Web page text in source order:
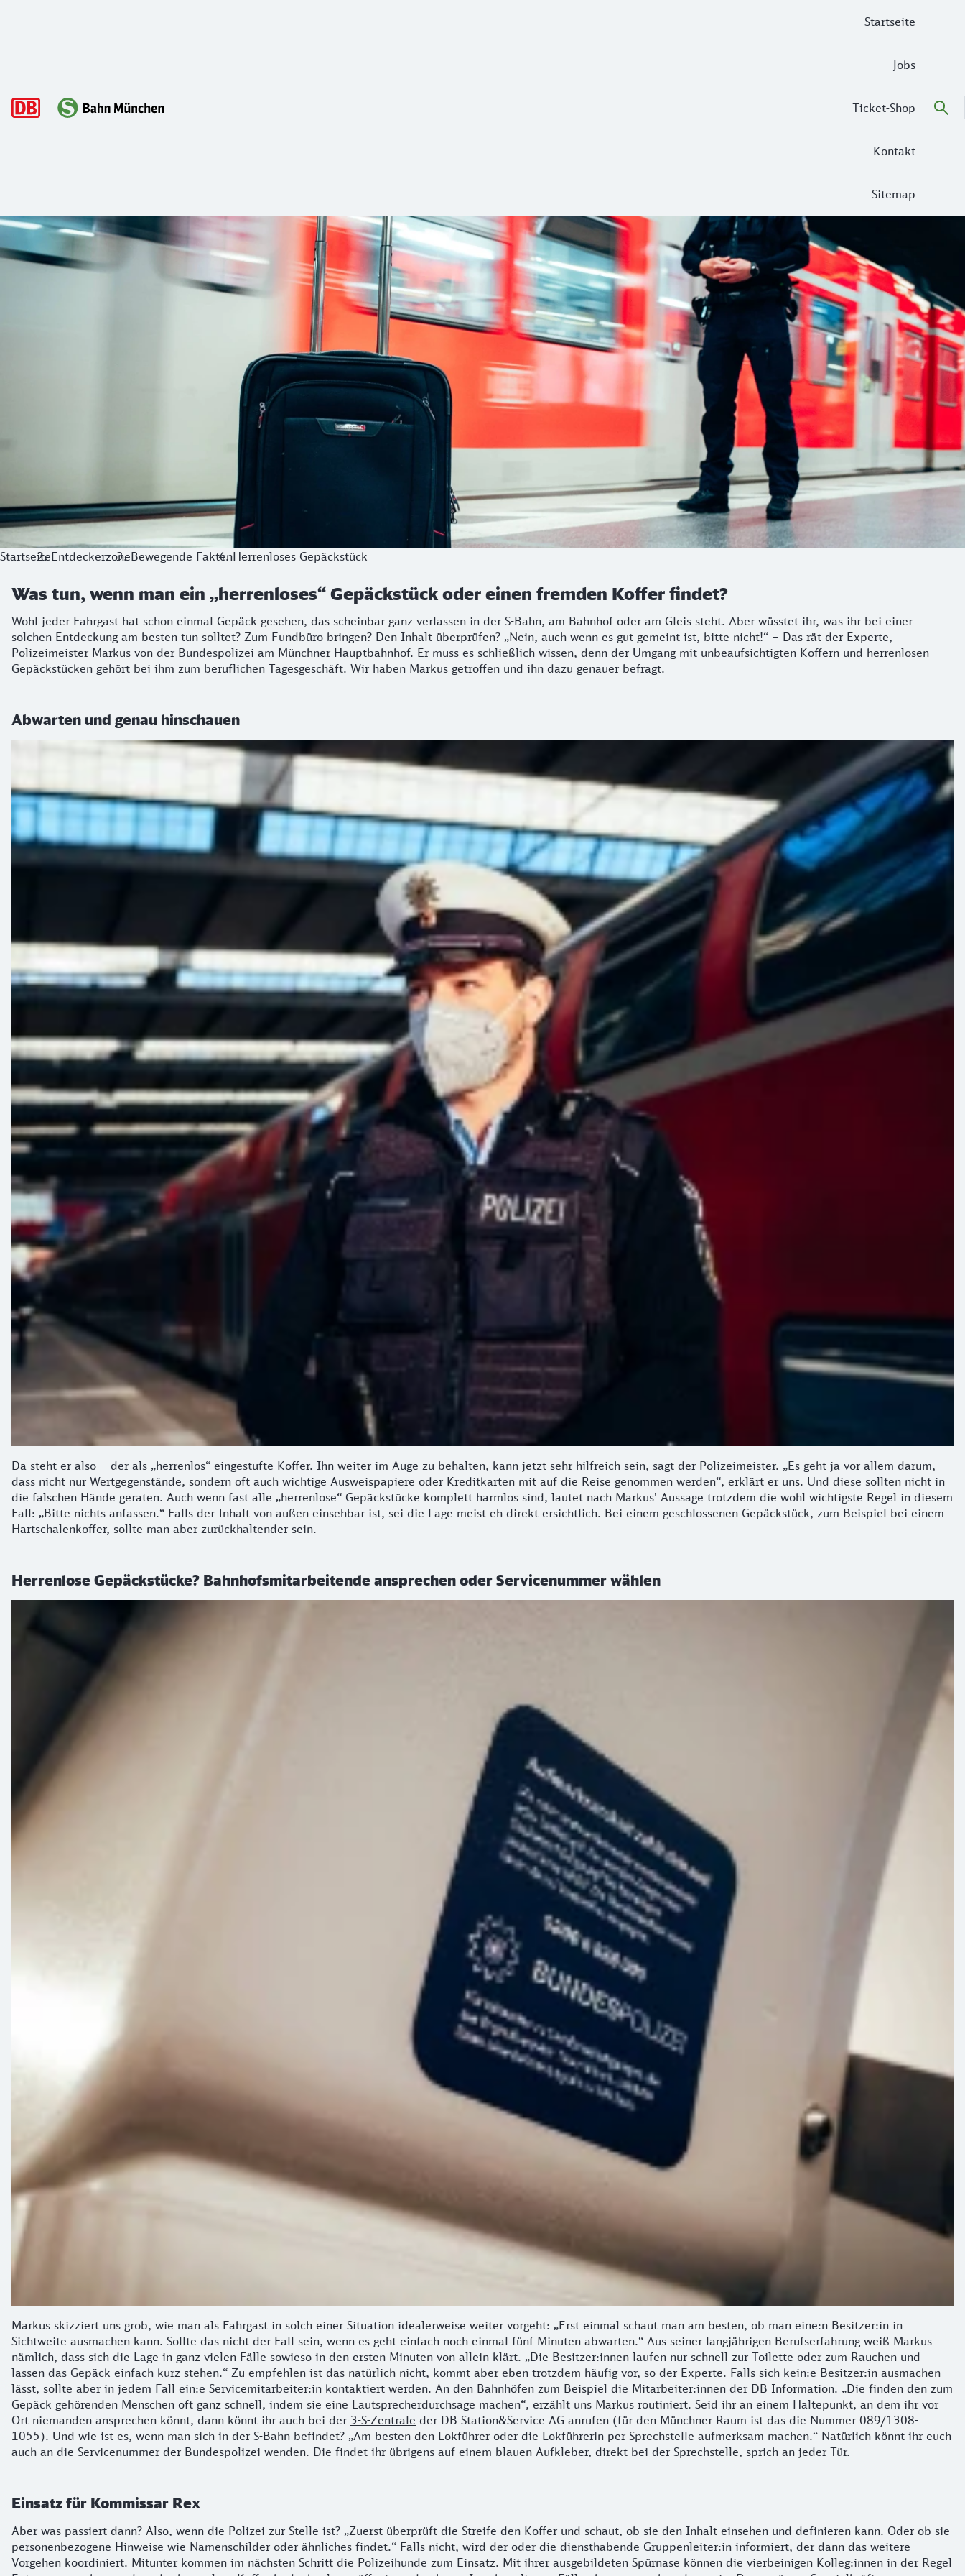
Startseite
Jobs
Ticket-Shop
Kontakt
Sitemap
Was tun, wenn man ein „herrenloses“ Gepäckstück oder einen fremden Koffer findet?
Wohl jeder Fahrgast hat schon einmal Gepäck gesehen, das scheinbar ganz verlassen in der S-Bahn, am Bahnhof oder am Gleis steht. Aber wüsstet ihr, was ihr bei einer
StartseiteEntdeckerzoneBewegende FaktenHerrenloses Gepäckstück
Was tun, wenn man ein „herrenloses“ Gepäckstück oder einen fremden Koffer findet?
Wohl jeder Fahrgast hat schon einmal Gepäck gesehen, das scheinbar ganz verlassen in der S-Bahn, am Bahnhof oder am Gleis steht. Aber wüsstet ihr, was ihr bei einer
solchen Entdeckung am besten tun solltet? Zum Fundbüro bringen? Den Inhalt überprüfen? „Nein, auch wenn es gut gemeint ist, bitte nicht!“ – Das rät der Experte,
Polizeimeister Markus von der Bundespolizei am Münchner Hauptbahnhof. Er muss es schließlich wissen, denn der Umgang mit unbeaufsichtigten Koffern und herrenlosen
Gepäckstücken gehört bei ihm zum beruflichen Tagesgeschäft. Wir haben Markus getroffen und ihn dazu genauer befragt.
Abwarten und genau hinschauen
Da steht er also – der als „herrenlos“ eingestufte Koffer. Ihn weiter im Auge zu behalten, kann jetzt sehr hilfreich sein, sagt der Polizeimeister. „Es geht ja vor allem darum,
dass nicht nur Wertgegenstände, sondern oft auch wichtige Ausweispapiere oder Kreditkarten mit auf die Reise genommen werden“, erklärt er uns. Und diese sollten nicht in
die falschen Hände geraten. Auch wenn fast alle „herrenlose“ Gepäckstücke komplett harmlos sind, lautet nach Markus' Aussage trotzdem die wohl wichtigste Regel in diesem
Fall: „Bitte nichts anfassen.“ Falls der Inhalt von außen einsehbar ist, sei die Lage meist eh direkt ersichtlich. Bei einem geschlossenen Gepäckstück, zum Beispiel bei einem
Hartschalenkoffer, sollte man aber zurückhaltender sein.
Herrenlose Gepäckstücke? Bahnhofsmitarbeitende ansprechen oder Servicenummer wählen
Markus skizziert uns grob, wie man als Fahrgast in solch einer Situation idealerweise weiter vorgeht: „Erst einmal schaut man am besten, ob man eine:n Besitzer:in in
Sichtweite ausmachen kann. Sollte das nicht der Fall sein, wenn es geht einfach noch einmal fünf Minuten abwarten.“ Aus seiner langjährigen Berufserfahrung weiß Markus
nämlich, dass sich die Lage in ganz vielen Fälle sowieso in den ersten Minuten von allein klärt. „Die Besitzer:innen laufen nur schnell zur Toilette oder zum Rauchen und
lassen das Gepäck einfach kurz stehen.“ Zu empfehlen ist das natürlich nicht, kommt aber eben trotzdem häufig vor, so der Experte. Falls sich kein:e Besitzer:in ausmachen
lässt, sollte aber in jedem Fall ein:e Servicemitarbeiter:in kontaktiert werden. An den Bahnhöfen zum Beispiel die Mitarbeiter:innen der DB Information. „Die finden den zum
Gepäck gehörenden Menschen oft ganz schnell, indem sie eine Lautsprecherdurchsage machen“, erzählt uns Markus routiniert. Seid ihr an einem Haltepunkt, an dem ihr vor
Ort niemanden ansprechen könnt, dann könnt ihr auch bei der 3-S-Zentrale der DB Station&Service AG anrufen (für den Münchner Raum ist das die Nummer 089/1308-
1055). Und wie ist es, wenn man sich in der S-Bahn befindet? „Am besten den Lokführer oder die Lokführerin per Sprechstelle aufmerksam machen.“ Natürlich könnt ihr euch
auch an die Servicenummer der Bundespolizei wenden. Die findet ihr übrigens auf einem blauen Aufkleber, direkt bei der Sprechstelle, sprich an jeder Tür.
Einsatz für Kommissar Rex
Aber was passiert dann? Also, wenn die Polizei zur Stelle ist? „Zuerst überprüft die Streife den Koffer und schaut, ob sie den Inhalt einsehen und definieren kann. Oder ob sie
personenbezogene Hinweise wie Namenschilder oder ähnliches findet.“ Falls nicht, wird der oder die diensthabende Gruppenleiter:in informiert, der dann das weitere
Vorgehen koordiniert. Mitunter kommen im nächsten Schritt die Polizeihunde zum Einsatz. Mit ihrer ausgebildeten Spürnase können die vierbeinigen Kolleg:innen in der Regel